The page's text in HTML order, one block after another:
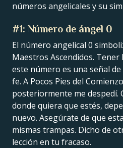
números angelicales y su
#1: Número de ángel 0
El número angelical 0
Maestros Ascendidos. Tener
este número es una señal de
fe. A Pocos Pies del
posteriormente me despedí.
donde quiera que estés,
nuevo. Asegúrate de que esta
mismas trampas. Dicho de
lección en tu fracaso.